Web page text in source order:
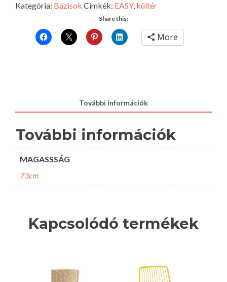
Kategória: Bázisok Címkék: EASY, kültér
Share this:
More
További információk
További információk
MAGASSSÁG
73cm
Kapcsolódó termékek